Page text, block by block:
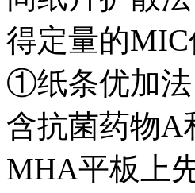
得定量的
①纸条优加法
含抗菌药物A
MHA平板上